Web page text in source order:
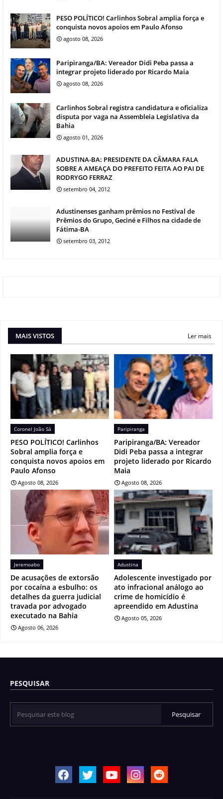
PESO POLÍTICO! Carlinhos Sobral amplia força e
conquista novos apoios em Paulo Afonso
agosto 08, 2026
Paripiranga/BA: Vereador Didi Peba passa a
integrar projeto liderado por Ricardo Maia
agosto 08, 2026
Carlinhos Sobral registra candidatura e oficializa
disputa por vaga na Assembleia Legislativa da
Bahia
agosto 01, 2026
ADUSTINA-BA: PRESIDENTE DA CÂMARA FALA
SOBRE A AMEAÇA DO PREFEITO FEITA AO PAI DE
RODRYGO FERRAZ
setembro 04, 2012
Adustinenses ganham prêmios no Festival de
Prêmios do Grupo, Geciné e Filhos na cidade de
Fátima-BA
setembro 03, 2012
MAIS VISTOS Ler mais
Coronel João Sá
PESO POLÍTICO! Carlinhos
Sobral amplia força e
conquista novos apoios em
Paulo Afonso
Agosto 08, 2026
Paripiranga
Paripiranga/BA: Vereador
Didi Peba passa a integrar
projeto liderado por Ricardo
Maia
Agosto 08, 2026
Jeremoabo
De acusações de extorsão
por cocaína a esbulho: os
detalhes da guerra judicial
travada por advogado
executado na Bahia
Agosto 06, 2026
Adustina
Adolescente investigado por
ato infracional análogo ao
crime de homicídio é
apreendido em Adustina
Agosto 05, 2026
PESQUISAR